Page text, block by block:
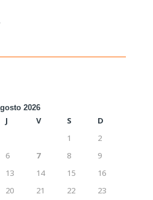
2026
J V S
D
1
2
6 7 8
9
13 14 15
16
20 21 22
23